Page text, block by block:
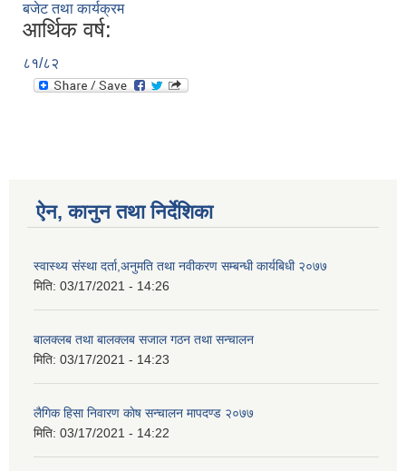
बजेट तथा कार्यक्रम
आर्थिक वर्ष:
८१/८२
ऐन, कानुन तथा निर्देशिका
स्वास्थ्य संस्था दर्ता,अनुमति तथा नवीकरण सम्बन्धी कार्यबिधी २०७७
मिति: 03/17/2021 - 14:26
बालक्लब तथा बालक्लब स‌जाल गठन तथा सन्चालन
मिति: 03/17/2021 - 14:23
लैगिक हिसा निवारण काेष सन्चालन मापदण्ड २०७७
मिति: 03/17/2021 - 14:22